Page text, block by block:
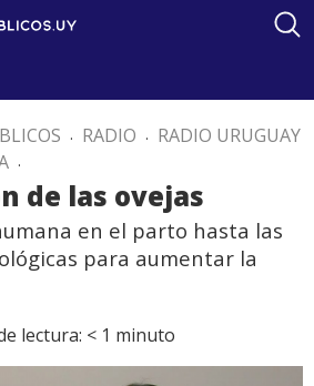
. RADIO . RADIO URUGUAY
.
de las ovejas
en el parto hasta las
para aumentar la
lectura: < 1 minuto